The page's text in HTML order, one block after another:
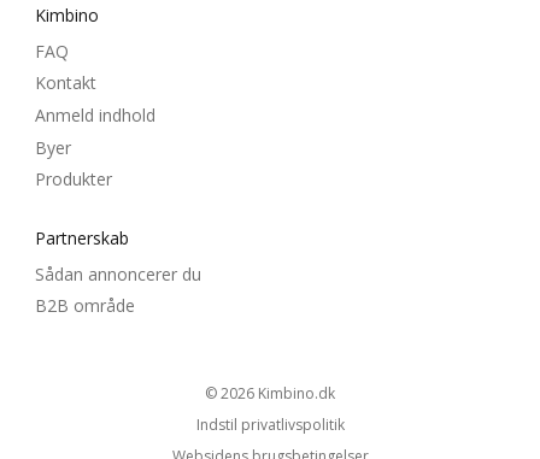
Kimbino
FAQ
Kontakt
Anmeld indhold
Byer
Produkter
Partnerskab
Sådan annoncerer du
B2B område
© 2026
kimbino.dk
Indstil privatlivspolitik